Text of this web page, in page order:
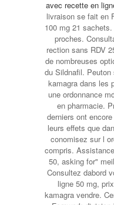
avec recette en
livraison se fait en
100 mg 21
proches.
rection sans RDV
de nombreuses
du Sildnafil. Peuton
kamagra dans les
une ordonnance
en pharmacie.
derniers ont
leurs effets que
conomisez sur l
compris.
50, asking for"
Consultez dabord
ligne 50 mg,
kamagra vendre.